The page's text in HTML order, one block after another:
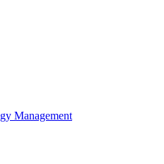
Management